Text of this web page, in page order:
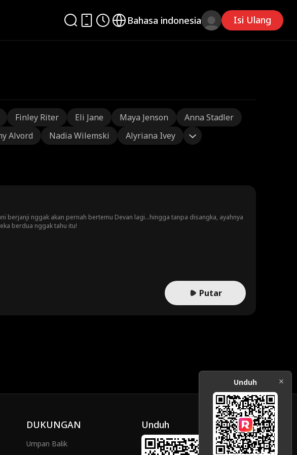
Bahasa indonesia Isi Ulang
Finley Riter Eli Jane Maya Jenson
Anna Stadler
Alvord Nadia Wilemski Alyriana Ivey
berjanji nggak akan pernah bertemu Devan lagi…hingga tanpa disangka, ayahnya
berdua nggak tahu itu!
Putar
DUKUNGAN
Umpan Balik
Unduh
Unduh